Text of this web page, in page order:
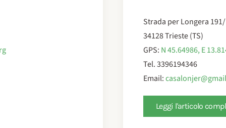
Strada per Longera
34128 Trieste (TS)
GPS: N 45.64986, E
Tel. 3396194346
Email:
Leggi l'articolo